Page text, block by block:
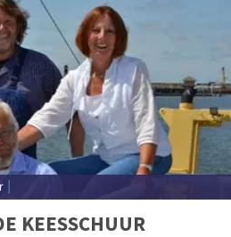
KEESSCHUUR